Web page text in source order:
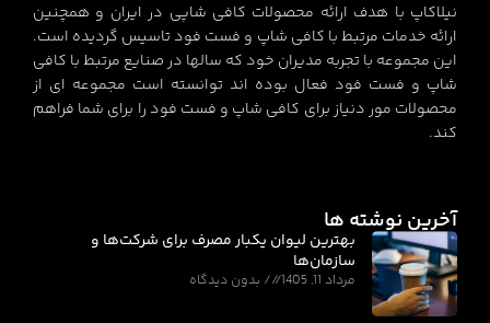
نیلاکاپ با هدف ارائه محصولات کافی شاپی در ایران و همچنین
ارائه خدمات مرتبط با کافی شاپ و فست فود تاسیس گردیده است.
این مجموعه با تجربه مدیران خود که سالها در صنایع مرتبط با کافی
شاپ و فست فود فعال بوده اند توانسته است مجموعه ای از
محصولات مور دنیاز برای کافی شاپ و فست فود را برای شما فراهم
کند.
آخرین نوشته ها
بهترین لیوان یکبار مصرف برای شرکت‌ها و
سازمان‌ها
مرداد 11, 1405 بدون دیدگاه